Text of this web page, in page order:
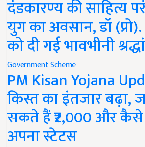
दंडकारण्य की साहित्य
युग का अवसान, डॉ
को दी गई भावभीनी
Government Scheme
PM Kisan Yojana
किस्त का इंतजार बढ़ा,
सकते हैं ₹2,000 और
अपना स्टेटस